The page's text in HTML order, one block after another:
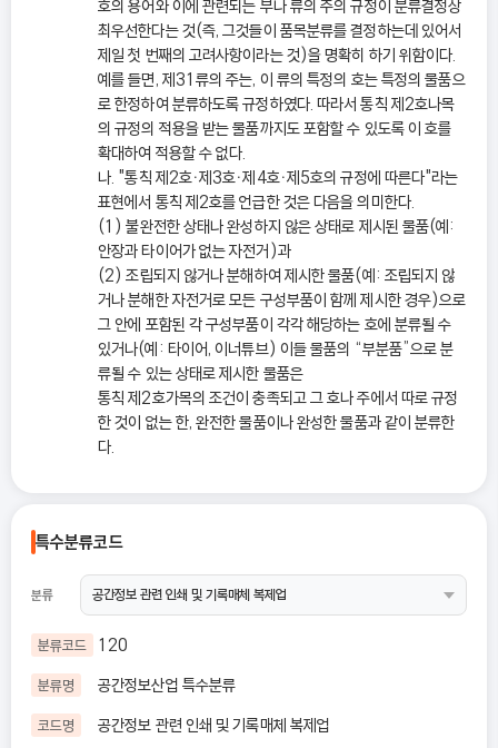
호의 용어와 이에 관련되는 부나 류의 주의 규정이 분류결정상
최우선한다는 것(즉, 그것들이 품목분류를 결정하는데 있어서
제일 첫 번째의 고려사항이라는 것)을 명확히 하기 위함이다.
예를 들면, 제31류의 주는, 이 류의 특정의 호는 특정의 물품으
로 한정하여 분류하도록 규정하였다. 따라서 통칙 제2호나목
의 규정의 적용을 받는 물품까지도 포함할 수 있도록 이 호를
확대하여 적용할 수 없다.
나. "통칙 제2호ㆍ제3호ㆍ제4호ㆍ제5호의 규정에 따른다"라는
표현에서 통칙 제2호를 언급한 것은 다음을 의미한다.
(1) 불완전한 상태나 완성하지 않은 상태로 제시된 물품(예:
안장과 타이어가 없는 자전거)과
(2) 조립되지 않거나 분해하여 제시한 물품(예: 조립되지 않
거나 분해한 자전거로 모든 구성부품이 함께 제시한 경우)으로
그 안에 포함된 각 구성부품이 각각 해당하는 호에 분류될 수
있거나(예: 타이어, 이너튜브) 이들 물품의 “부분품”으로 분
류될 수 있는 상태로 제시한 물품은
통칙 제2호가목의 조건이 충족되고 그 호나 주에서 따로 규정
한 것이 없는 한, 완전한 물품이나 완성한 물품과 같이 분류한
다.
특수분류코드
분류
분류코드 120
분류명 공간정보산업 특수분류
코드명 공간정보 관련 인쇄 및 기록매체 복제업